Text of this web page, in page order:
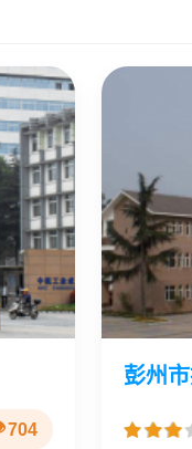
704
彭州